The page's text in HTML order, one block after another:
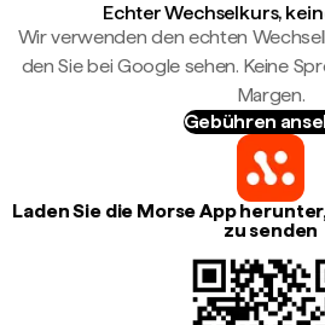
Echter Wechselkurs,
Wir verwenden den echten
den Sie bei Google sehen. Keine
Margen.
Gebühren
Laden Sie die Morse App
zu senden